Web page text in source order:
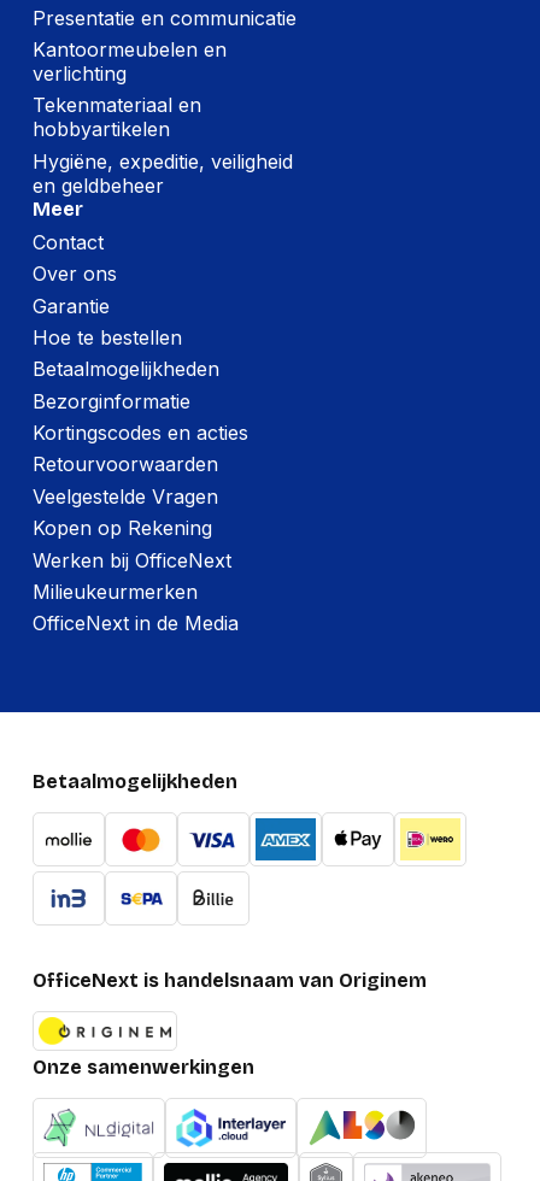
Presentatie en communicatie
Kantoormeubelen en
verlichting
Tekenmateriaal en
hobbyartikelen
Hygiëne, expeditie, veiligheid
en geldbeheer
Meer
Contact
Over ons
Garantie
Hoe te bestellen
Betaalmogelijkheden
Bezorginformatie
Kortingscodes en acties
Retourvoorwaarden
Veelgestelde Vragen
Kopen op Rekening
Werken bij OfficeNext
Milieukeurmerken
OfficeNext in de Media
Betaalmogelijkheden
OfficeNext is handelsnaam van Originem
Onze samenwerkingen